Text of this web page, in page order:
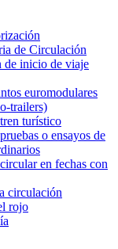
de Circulación
de inicio de viaje
euromodulares
trailers)
turístico
o ensayos de
en fechas con
circulación
rojo